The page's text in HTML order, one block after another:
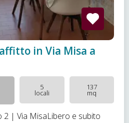
in Via Misa a
5
locali
137
mq
2 | Via MisaLibero e subito